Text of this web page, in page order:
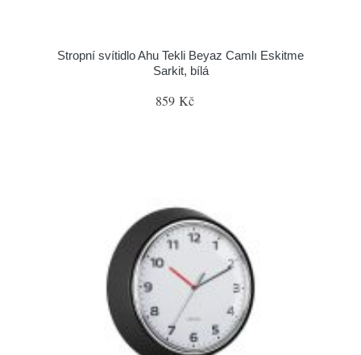
Stropní svítidlo Ahu Tekli Beyaz Camlı Eskitme
Sarkit, bílá
859 Kč